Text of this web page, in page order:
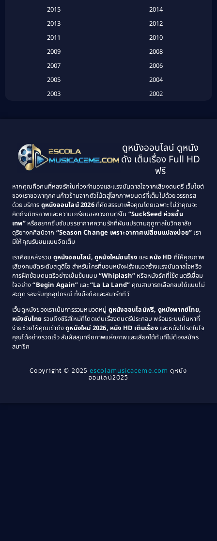
Based on a True Story เรื่องจริง (16)
(134)
Classic หนังคลาสสิก(21)
Classic หนังคลาสสิก(25)
Comedy ตลก(46)
Comedy ตลก(515)
Coming of Age ก้าวพ้นวัย(1)
Coming-of-Age(3)
Community(1)
Crime อาชญากรรม(78)
Cult Film(4)
2015
2014
2013
2012
2011
2010
2009
2008
2007
2006
2005
2004
2003
2002
1995
1994
1993
1992
1989
1988
1987
1986
1985
1984
1983
1982
1979
1978
1976
1975
1974
1971
1970
1969
1968
1964
1963
1940
ดูหนังออนไลน์ ดูหนัง
ดัง เต็มเรื่อง Full HD
ฟรี
หากคุณคือคนที่หลงรักในท่วงทำนองและแรงบันดาลใจจากเสียงดนตรี เว็บไซต์
ของเราขอพาทุกคนก้าวข้ามจากตัวโน้ตสู่โลกภาพยนตร์ที่เต็มไปด้วยอรรถรส
ด้วยบริการ ดูหนังออนไลน์ 2026ที่คัดสรรมาเพื่อคุณโดยเฉพาะ ไม่ว่าคุณจะ
คิดถึงมิตรภาพและความเกรียนของวงดนตรีใน “SuckSeed ห่วยขั้น
เทพ”หรืออยากซึมซับบรรยากาศความรักที่ผันแปรตามฤดูกาลในวิทยาลัย
ดุริยางคศิลป์จาก “Season Change เพราะอากาศเปลี่ยนแปลงบ่อย” เรา
มีให้คุณรับชมแบบจัดเต็ม
เราคือแหล่งรวม ดูหนังออนไลน์, ดูหนังใหม่ชนโรง และ หนัง HD ที่ให้คุณภาพ
เสียงคมชัดระดับสตูดิโอ สำหรับใครที่ชอบหนังฝรั่งแนวสร้างแรงบันดาลใจหรือ
การฝึกซ้อมดนตรีอย่างเข้มข้นแบบ “Whiplash” หรือหนังรักที่ใช้ดนตรีเชื่อม
ใจอย่าง“Begin Again” และ“La La Land” คุณสามารถเลือกชมได้แบบไม่
สะดุด รองรับทุกอุปกรณ์ ทั้งมือถือและสมาร์ททีวี
เว็บดูหนังของเราเน้นการรวมหมวดหมู่ ดูหนังออนไลน์ฟรี, ดูหนังพากย์ไทย,
หนังซับไทย รวมถึงซีรีส์ใหม่ที่โดดเด่นเรื่องดนตรีประกอบ พร้อมระบบค้นหาที่
ง่ายช่วยให้คุณเข้าถึงดูหนังใหม่ 2026, หนัง HD เต็มเรื่องและหนังโปรดในใจ
คุณได้อย่างรวดเร็ว สัมผัสสุนทรียภาพแห่งภาพและเสียงได้ทันทีไม่ต้องสมัคร
สมาชิก
Copyright © 2025escolamusicaceme.com ดูหนัง
ออนไลน์2025